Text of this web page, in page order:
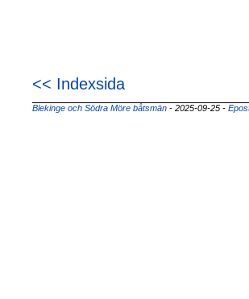
<< Indexsida
Blekinge och Södra Möre båtsmän - 2025-09-25 -